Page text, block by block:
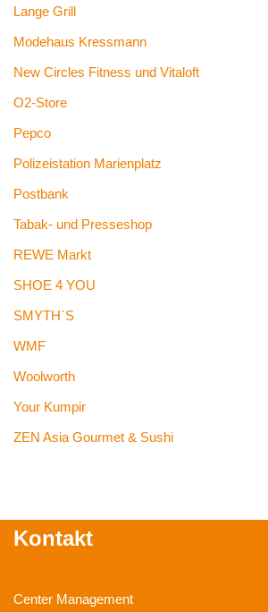
Lange Grill
Modehaus Kressmann
New Circles Fitness und Vitaloft
O2-Store
Pepco
Polizeistation Marienplatz
Postbank
Tabak- und Presseshop
REWE Markt
SHOE 4 YOU
SMYTH`S
WMF
Woolworth
Your Kumpir
ZEN Asia Gourmet & Sushi
Kontakt
Center Management